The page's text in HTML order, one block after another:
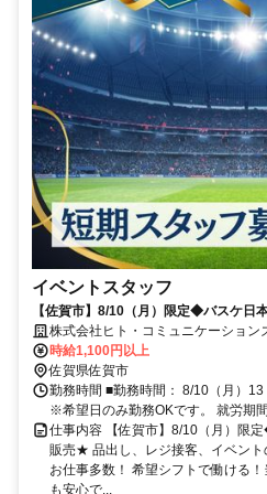
イベントスタッフ
【佐賀市】8/10（月）限定◆バスケ日
株式会社ヒト・コミュニケーション
時給1,100円以上
佐賀県佐賀市
勤務時間 ■勤務時間： 8/10（月）13
※希望日のみ勤務OKです。 就労期
仕事内容 【佐賀市】8/10（月）限
販売★ 品出し、レジ接客、イベン
お仕事多数！ 希望シフトで働ける
も安心で...